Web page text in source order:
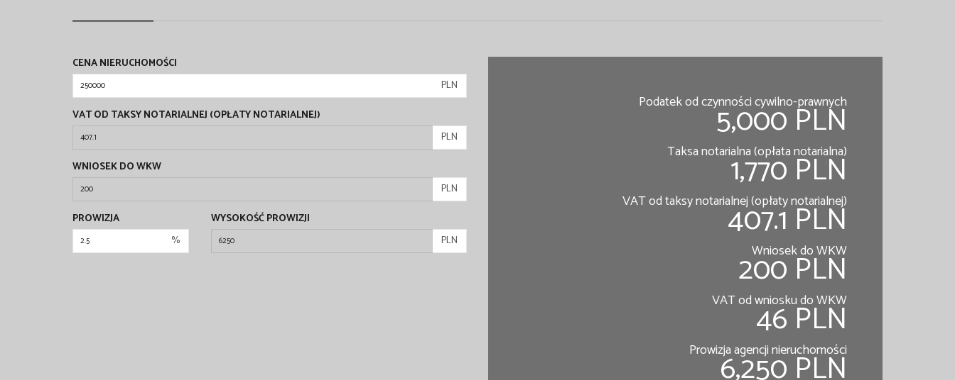
CENA NIERUCHOMOŚCI
PLN
VAT OD TAKSY NOTARIALNEJ (OPŁATY NOTARIALNEJ)
PLN
WNIOSEK DO WKW
PLN
PROWIZJA
%
WYSOKOŚĆ PROWIZJI
PLN
Podatek od czynności cywilno-prawnych
5,000 PLN
Taksa notarialna (opłata notarialna)
1,770 PLN
VAT od taksy notarialnej (opłaty notarialnej)
407.1 PLN
Wniosek do WKW
200 PLN
VAT od wniosku do WKW
46 PLN
Prowizja agencji nieruchomości
6,250 PLN